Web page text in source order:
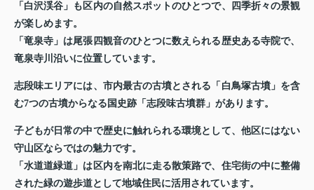
「白沢渓谷」も区内の自然スポットのひとつで、四季折々の景観
が楽しめます。
「竜泉寺」は尾張四観音のひとつに数えられる歴史ある寺院で、
竜泉寺川沿いに位置しています。
志段味エリアには、市内最古の古墳とされる「白鳥塚古墳」を含
む7つの古墳からなる国史跡「志段味古墳群」があります。
子どもが日常の中で歴史に触れられる環境として、他区にはない
守山区ならではの魅力です。
「水道道緑道」は区内を南北に走る散策路で、住宅街の中に整備
された緑の遊歩道として地域住民に活用されています。